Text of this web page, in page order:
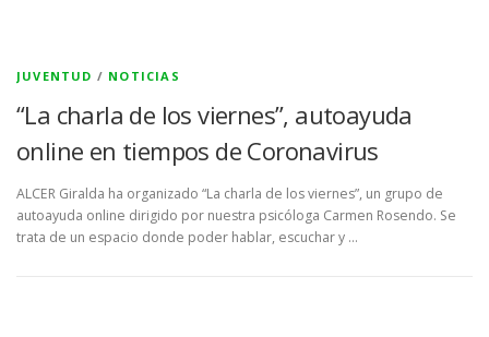
JUVENTUD / NOTICIAS
“La charla de los viernes”, autoayuda
online en tiempos de Coronavirus
ALCER Giralda ha organizado “La charla de los viernes”, un grupo de
autoayuda online dirigido por nuestra psicóloga Carmen Rosendo. Se
trata de un espacio donde poder hablar, escuchar y …